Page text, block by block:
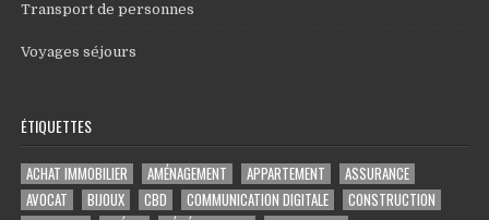
Transport de personnes
Voyages séjours
ÉTIQUETTES
ACHAT IMMOBILIER AMÉNAGEMENT APPARTEMENT
ASSURANCE
AVOCAT
BIJOUX CBD COMMUNICATION DIGITALE
CONSTRUCTION